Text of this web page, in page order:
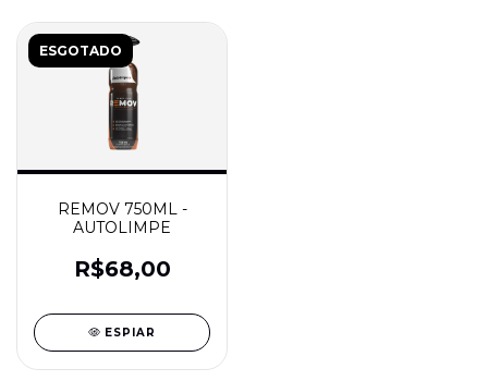
ESGOTADO
REMOV 750ML -
AUTOLIMPE
R$68,00
ESPIAR